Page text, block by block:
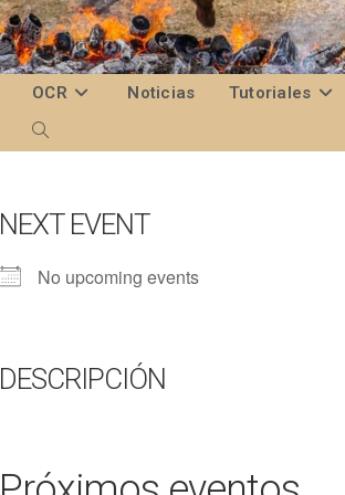
OCR Noticias Tutoriales
Alternar
web
NEXT EVENT
No upcoming events
DESCRIPCIÓN